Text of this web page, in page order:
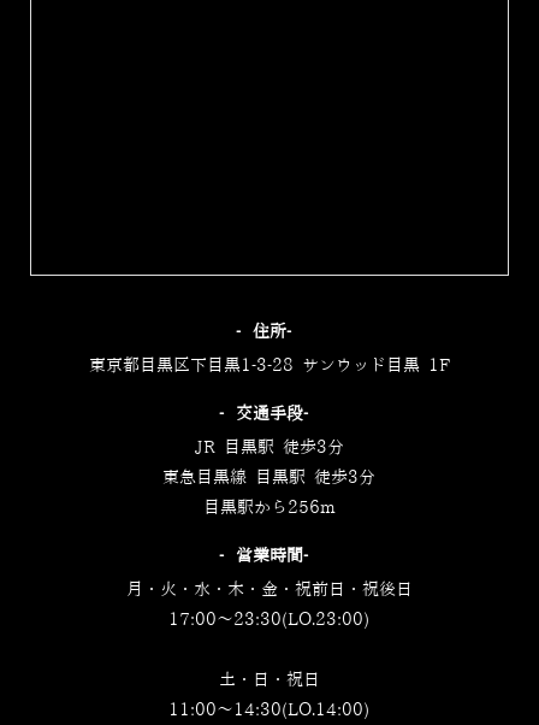
‐住所‐
東京都目黒区下目黒1-3-28 サンウッド目黒 1F
‐交通手段‐
JR 目黒駅 徒歩3分
東急目黒線 目黒駅 徒歩3分
目黒駅から256m
‐営業時間‐
月・火・水・木・金・祝前日・祝後日
17:00～23:30(LO.23:00)
土・日・祝日
11:00～14:30(LO.14:00)